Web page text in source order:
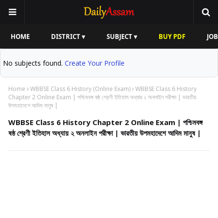
HOME DISTRICT ▾ SUBJECT ▾ BUY PDF
No subjects found. Create Your Profile
Home WBBSE Class 6 History (Online Exam) WBBSE Class 6 History
Chapter 2 Online Exam | পশ্চিমবঙ্গ ষষ্ঠ শ্রেণী ইতিহাস অধ্যায় ২ অনলাইন পরীক্ষা | ভারতীয়
উপমহাদেশে আদিম মানুষ |
WBBSE Class 6 History Chapter 2 Online Exam | পশ্চিমবঙ্গ
ষষ্ঠ শ্রেণী ইতিহাস অধ্যায় ২ অনলাইন পরীক্ষা | ভারতীয় উপমহাদেশে আদিম মানুষ |